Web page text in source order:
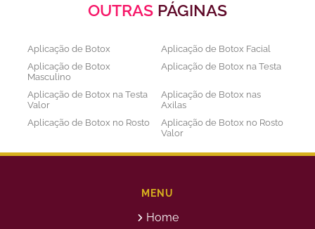
OUTRAS PÁGINAS
Aplicação de Botox
Aplicação de Botox Facial
Aplicação de Botox
Masculino
Aplicação de Botox na Testa
Aplicação de Botox na Testa
Valor
Aplicação de Botox nas
Axilas
Aplicação de Botox no Rosto
Aplicação de Botox no Rosto
Valor
Aplicação de Botox nos
Aplicação de Botox Preço
Barriga
no Glúteo Valor
MENU
Home